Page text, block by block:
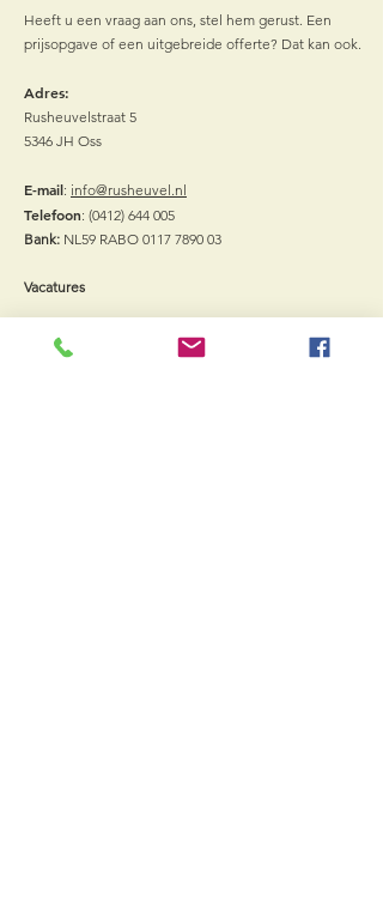
Heeft u een vraag aan ons, stel hem gerust. Een
prijsopgave of een uitgebreide offerte? Dat kan ook.
Adres:
Rusheuvelstraat 5
5346 JH Oss
E-mail: info@rusheuvel.nl
Telefoon: (0412) 644 005
Bank: NL59 RABO 0117 7890 03
Vacatures